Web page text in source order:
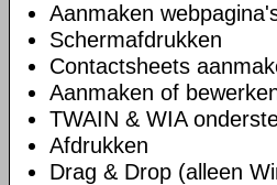
Aanmaken
Schermafdrukken
Contactsheets
Aanmaken of
TWAIN & WIA
Afdrukken
Drag & Drop (alleen